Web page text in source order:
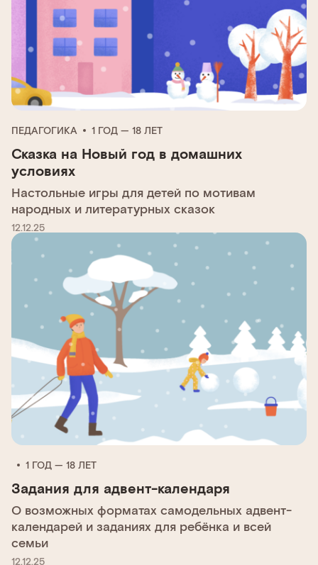
ПЕДАГОГИКА 1 ГОД — 18 ЛЕТ
Сказка на Новый год в домашних
условиях
Настольные игры для детей по мотивам
народных и литературных сказок
12.12.25
1 ГОД — 18 ЛЕТ
Задания для адвент-календаря
О возможных форматах самодельных адвент-
календарей и заданиях для ребёнка и всей
семьи
12.12.25